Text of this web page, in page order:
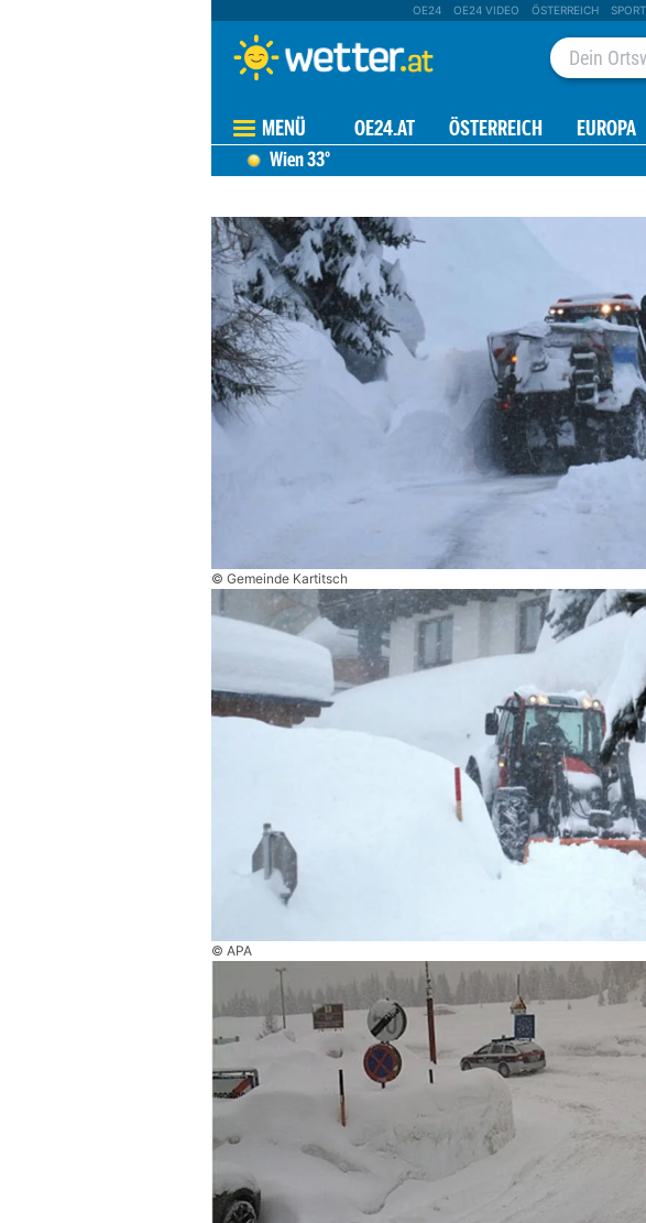
OE24 OE24 VIDEO ÖSTERREICH
MENÜ OE24.AT ÖSTERREICH EUROPA
Wien33°
© Gemeinde Kartitsch
© APA